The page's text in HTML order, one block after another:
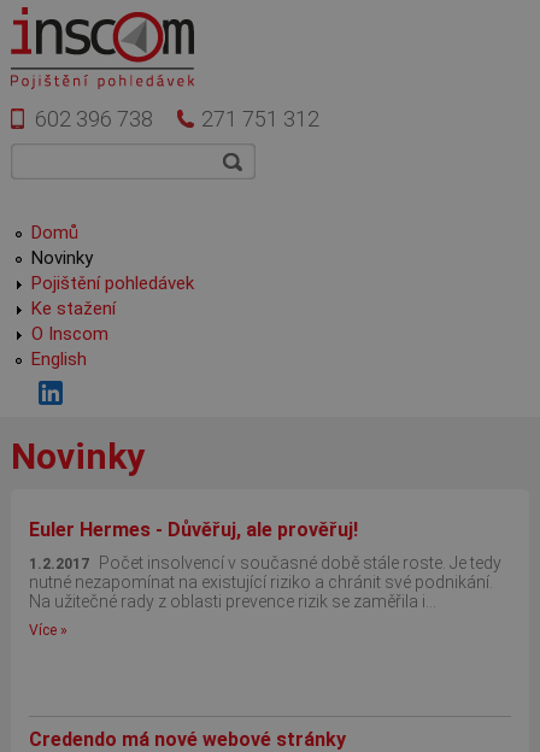
Přejít k hlavnímu obsahu
602 396 738 271 751 312
Hlavní menu
Domů
Novinky
Pojištění pohledávek
Ke stažení
O Inscom
English
Novinky
Euler Hermes - Důvěřuj, ale prověřuj!
1.2.2017
Počet insolvencí v současné době stále roste. Je tedy
nutné nezapomínat na existující riziko a chránit své podnikání.
Na užitečné rady z oblasti prevence rizik se zaměřila i...
Více »
Credendo má nové webové stránky